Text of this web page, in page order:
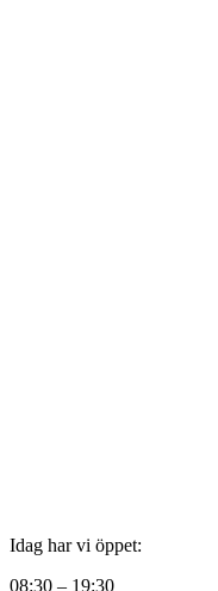
Idag har vi öppet:
08:30 – 19:30